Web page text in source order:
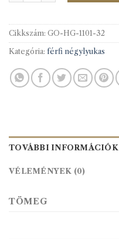
Cikkszám: GO-HG-1101-32
Kategória: férfi négylyukas
TOVÁBBI INFORMÁCIÓK
VÉLEMÉNYEK (0)
TÖMEG